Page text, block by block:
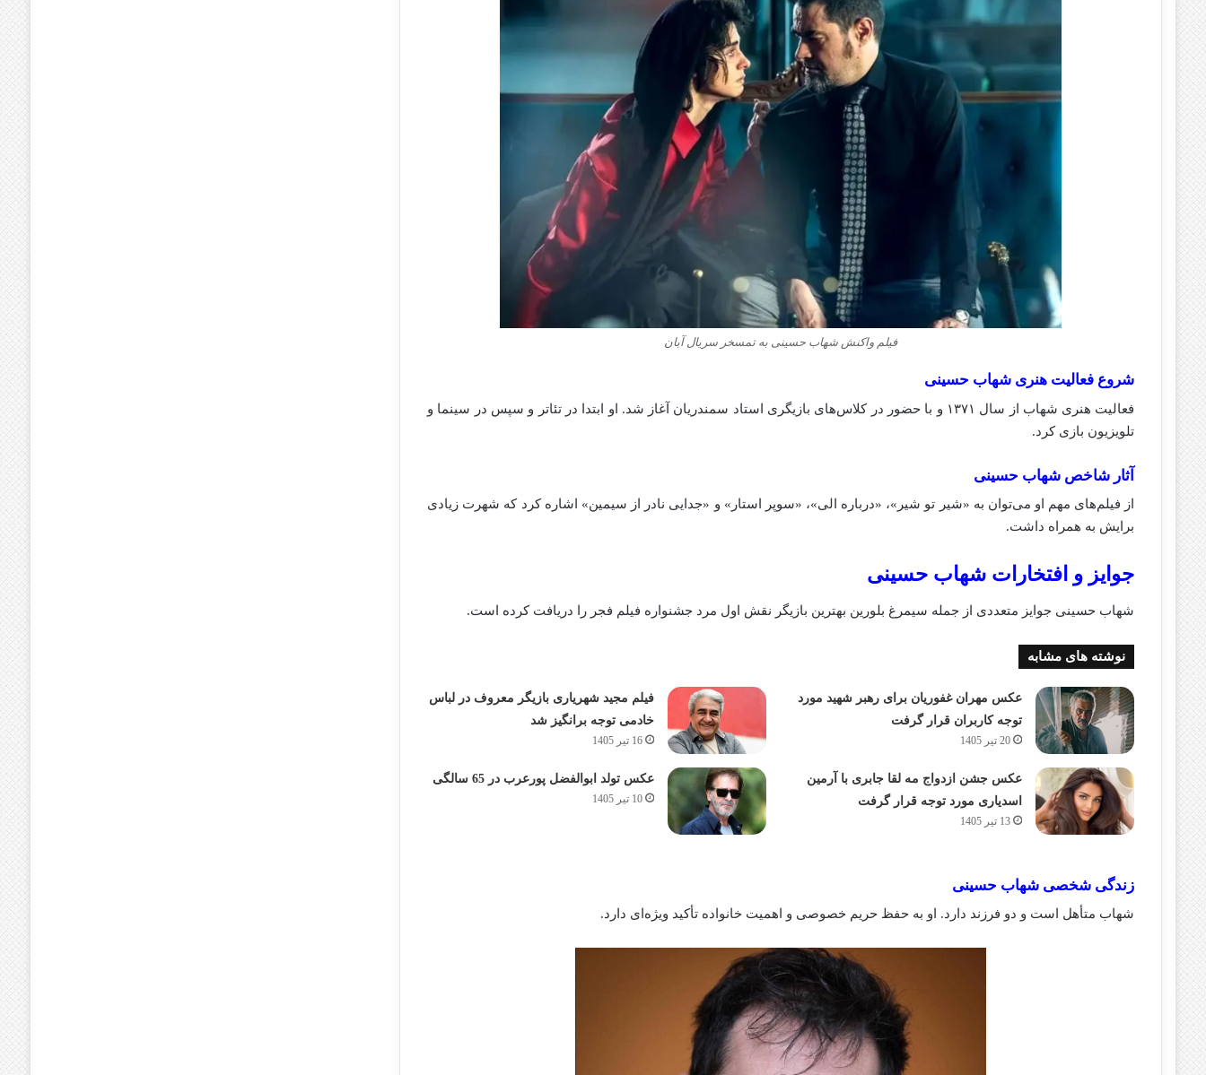
فیلم واکنش شهاب حسینی به تمسخر سریال آبان
شروع فعالیت هنری شهاب حسینی
فعالیت هنری شهاب از سال ۱۳۷۱ و با حضور در کلاس‌های بازیگری استاد سمندریان آغاز شد. او ابتدا در تئاتر و سپس در سینما و
تلویزیون بازی کرد.
آثار شاخص شهاب حسینی
از فیلم‌های مهم او می‌توان به «شیر تو شیر»، «درباره الی»، «سوپر استار» و «جدایی نادر از سیمین» اشاره کرد که شهرت زیادی
برایش به همراه داشت.
جوایز و افتخارات شهاب حسینی
شهاب حسینی جوایز متعددی از جمله سیمرغ بلورین بهترین بازیگر نقش اول مرد جشنواره فیلم فجر را دریافت کرده است.
نوشته های مشابه
عکس مهران غفوریان برای رهبر شهید مورد
توجه کاربران قرار گرفت
20 تیر 1405
فیلم مجید شهریاری بازیگر معروف در لباس
خادمی توجه برانگیز شد
16 تیر 1405
عکس جشن ازدواج مه لقا جابری با آرمین
اسدیاری مورد توجه قرار گرفت
13 تیر 1405
عکس تولد ابوالفضل پورعرب در 65 سالگی
10 تیر 1405
زندگی شخصی شهاب حسینی
شهاب متأهل است و دو فرزند دارد. او به حفظ حریم خصوصی و اهمیت خانواده تأکید ویژه‌ای دارد.